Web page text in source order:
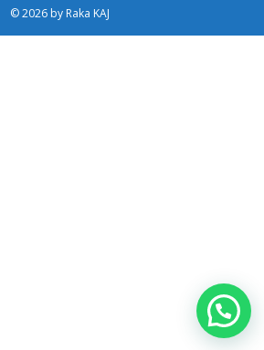
© 2026 by Raka KAJ